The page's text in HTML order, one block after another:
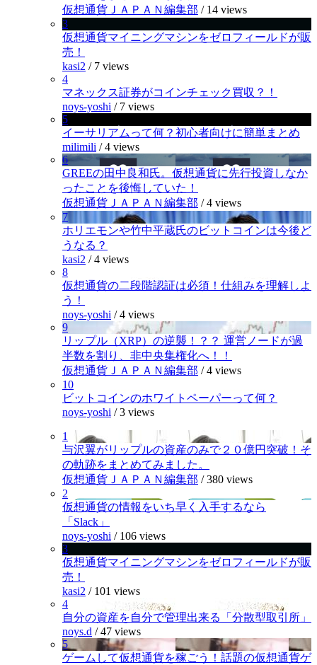
仮想通貨ＪＡＰＡＮ編集部 / 14 views
3
仮想通貨マイニングマシンをゼロフィールドが販
売！
kasi2 / 7 views
4
マネックス証券がコインチェック買収？！
noys-yoshi / 7 views
5
イーサリアムって何？初心者向けに簡単まとめ
milimili /4 views
6
GREEの田中良和氏。仮想通貨に先行投資しなか
ったことを後悔していた！
仮想通貨ＪＡＰＡＮ編集部 /4 views
7
ホリエモンや竹中平蔵氏のビットコインは今後ど
うなる？
kasi2 /4 views
8
仮想通貨の二段階認証は必須！仕組みを理解しよ
う！
noys-yoshi /4 views
9
リップル（XRP）の逆襲！？？ 運営ノードが過
半数を割り、非中央集権化へ！！
仮想通貨ＪＡＰＡＮ編集部 /4 views
10
ビットコインのホワイトペーパーって何？
noys-yoshi /3 views
1
与沢翼がリップルの資産のみで２０億円突破！そ
の軌跡をまとめてみました。
仮想通貨ＪＡＰＡＮ編集部 /380 views
2
仮想通貨の情報をいち早く入手するなら
「Slack」
noys-yoshi / 106 views
3
仮想通貨マイニングマシンをゼロフィールドが販
売！
kasi2 / 101 views
4
自分の資産を自分で管理出来る「分散型取引所」
noys.d /47 views
5
ゲームして仮想通貨を稼ごう！話題の仮想通貨ゲ